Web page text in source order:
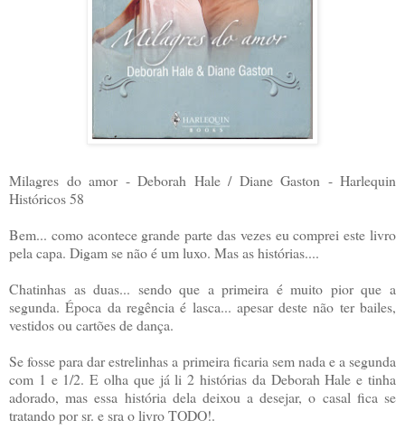
Milagres do amor - Deborah Hale / Diane Gaston - Harlequin
Históricos 58
Bem... como acontece grande parte das vezes eu comprei este livro
pela capa. Digam se não é um luxo. Mas as histórias....
Chatinhas as duas... sendo que a primeira é muito pior que a
segunda. Época da regência é lasca... apesar deste não ter bailes,
vestidos ou cartões de dança.
Se fosse para dar estrelinhas a primeira ficaria sem nada e a segunda
com 1 e 1/2. E olha que já li 2 histórias da Deborah Hale e tinha
adorado, mas essa história dela deixou a desejar, o casal fica se
tratando por sr. e sra o livro TODO!.